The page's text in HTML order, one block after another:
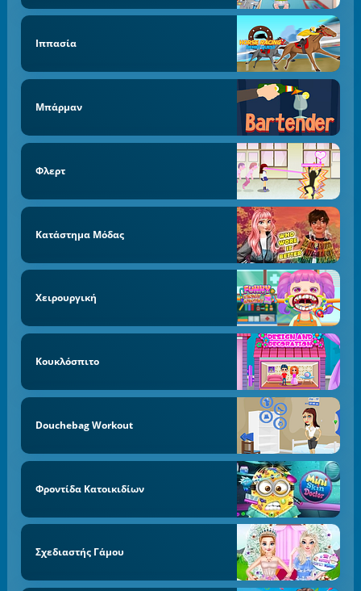
Ιππασία
Μπάρμαν
Φλερτ
Κατάστημα Μόδας
Χειρουργική
Κουκλόσπιτο
Douchebag Workout
Φροντίδα Κατοικιδίων
Σχεδιαστής Γάμου